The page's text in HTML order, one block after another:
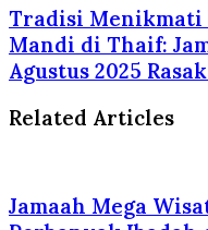
Tradisi Menikmati
Mandi di Thaif:
Agustus 2025
Related Articles
Jamaah Mega